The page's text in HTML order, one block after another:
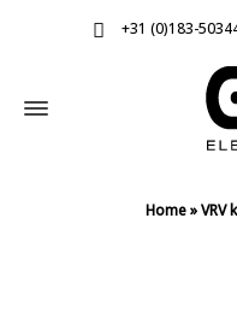
+31 (0)183-
Home»VRV